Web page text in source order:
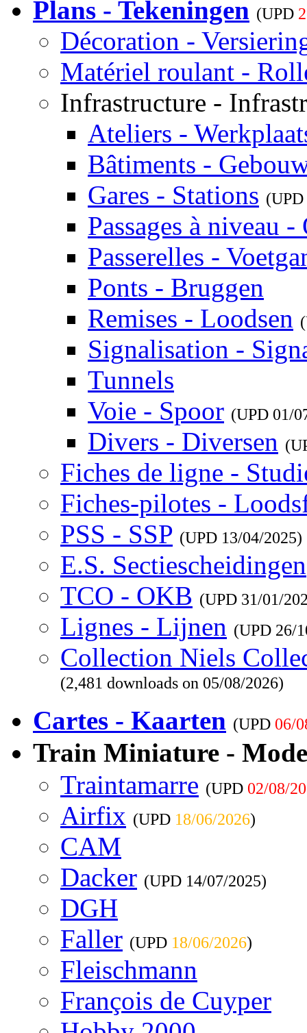
Plans - Tekeningen (UPD
Décoration -
Matériel roulant -
Infrastructure -
Ateliers -
Bâtiments -
Gares - Stations (UPD
Passages à niveau
Passerelles -
Ponts - Bruggen
Remises - Loodsen
Signalisation -
Tunnels
Voie - Spoor (UPD 01/
Divers - Diversen
Fiches de ligne -
Fiches-pilotes -
PSS - SSP (UPD 13/04/2025)
E.S. Sectiescheidingen
TCO - OKB (UPD 31/01/
Lignes - Lijnen (UPD 26/
Collection Niels
(2,481 downloads on 05/08/2026)
Cartes - Kaarten (UPD 06/
Train Miniature -
Traintamarre (UPD 02/08/
Airfix (UPD 18/06/2026)
CAM
Dacker (UPD 14/07/2025)
DGH
Faller (UPD 18/06/2026)
Fleischmann
François de Cuyper